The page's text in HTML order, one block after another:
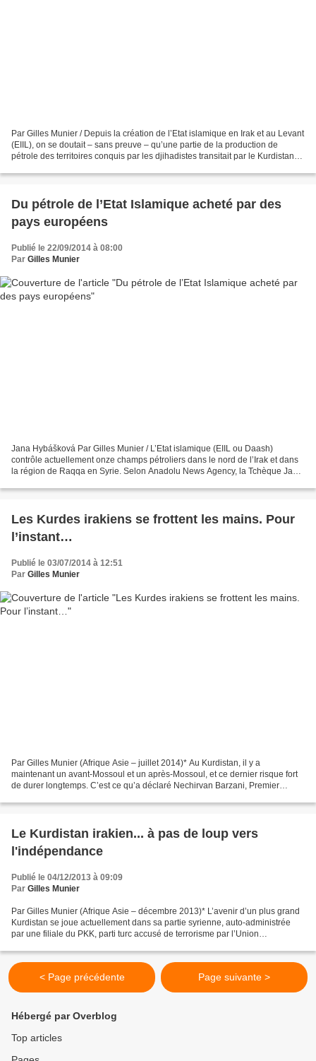
Par Gilles Munier / Depuis la création de l’Etat islamique en Irak et au Levant
(EIIL), on se doutait – sans preuve – qu’une partie de la production de
pétrole des territoires conquis par les djihadistes transitait par le Kurdistan
Du pétrole de l’Etat Islamique acheté par des
pays européens
Publié le 22/09/2014 à 08:00
Par Gilles Munier
Jana Hybášková Par Gilles Munier / L’Etat islamique (EIIL ou Daash)
contrôle actuellement onze champs pétroliers dans le nord de l’Irak et dans
la région de Raqqa en Syrie. Selon Anadolu News Agency, la Tchèque Jana
Les Kurdes irakiens se frottent les mains. Pour
l’instant…
Publié le 03/07/2014 à 12:51
Par Gilles Munier
Par Gilles Munier (Afrique Asie – juillet 2014)* Au Kurdistan, il y a
maintenant un avant-Mossoul et un après-Mossoul, et ce dernier risque fort
de durer longtemps. C’est ce qu’a déclaré Nechirvan Barzani, Premier
Le Kurdistan irakien... à pas de loup vers
l'indépendance
Publié le 04/12/2013 à 09:09
Par Gilles Munier
Par Gilles Munier (Afrique Asie – décembre 2013)* L’avenir d’un plus grand
Kurdistan se joue actuellement dans sa partie syrienne, auto-administrée
par une filiale du PKK, parti turc accusé de terrorisme par l’Union
< Page précédente Page suivante >
Hébergé par Overblog
Top articles